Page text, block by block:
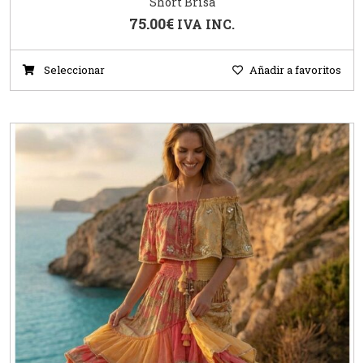
75.00€ IVA INC.
Seleccionar Añadir a favoritos